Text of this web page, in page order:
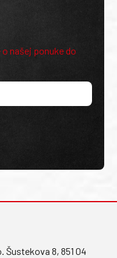
našej ponuke do
Šustekova 8, 851 04